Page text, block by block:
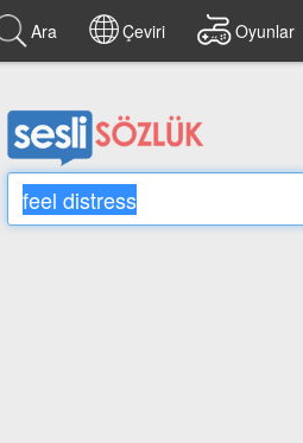
Ara Çeviri Oyunlar